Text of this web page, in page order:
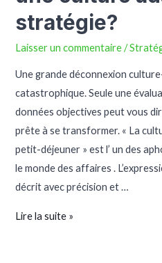
stratégie?
Laisser un commentaire /
Une grande déconnexion
catastrophique. Seule une
données objectives peut vous
prête à se transformer. « La
petit-déjeuner » est l’ un des
le monde des affaires .
décrit avec précision et …
Lire la suite »